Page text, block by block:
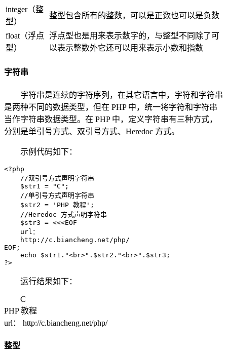
integer（整
型）
整型包含所有的整数，可以是正数也可以是负数
float（浮点
型）
浮点型也是用来表示数字的，与整型不同除了可
以表示整数外它还可以用来表示小数和指数
字符串
字符串是连续的字符序列，在其它语言中，字符和字符串
是两种不同的数据类型，但在 PHP 中，统一将字符和字符串
当作字符串数据类型。在 PHP 中，定义字符串有三种方式，
分别是单引号方式、双引号方式、Heredoc 方式。
示例代码如下：
<?php
    //双引号方式声明字符串
    $str1 = "C";
    //单引号方式声明字符串
    $str2 = 'PHP 教程';
    //Heredoc 方式声明字符串
    $str3 = <<<EOF
    url：
    http://c.biancheng.net/php/
EOF;
    echo $str1."<br>".$str2."<br>".$str3;
?>
运行结果如下：
C
PHP 教程
url： http://c.biancheng.net/php/
整型